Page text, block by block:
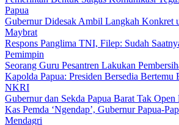
Papua
Gubernur Didesak Ambil Langkah Konkret
Maybrat
Respons Panglima TNI, Filep: Sudah
Pemimpin
Seorang Guru Pesantren Lakukan
Kapolda Papua: Presiden Bersedia
NKRI
Gubernur dan Sekda Papua Barat Tak Open
Kas Pemda ‘Ngendap’, Gubernur Papua-
Mendagri